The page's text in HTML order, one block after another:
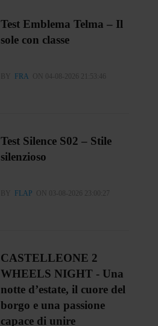
Test Emblema Telma – Il
sole con classe
BY FRA ON 04-08-2026 21:53:46
Test Silence S02 – Stile
silenzioso
BY FLAP ON 03-08-2026 23:00:27
CASTELLEONE 2
WHEELS NIGHT - Una
notte d’estate, il cuore del
borgo e una passione
capace di unire